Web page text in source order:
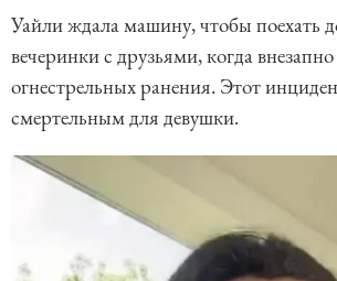
Уайли ждала машину, чтобы поехать
вечеринки с друзьями, когда
огнестрельных ранения. Этот
смертельным для девушки.